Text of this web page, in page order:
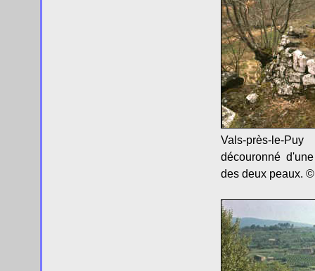
Vals-près-le-
découronné
des deux peaux.